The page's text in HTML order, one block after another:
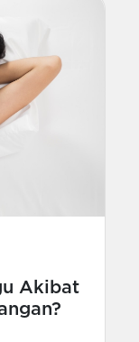
Akibat